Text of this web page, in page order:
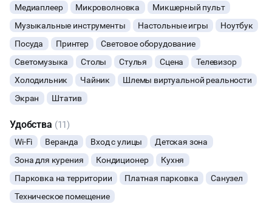
Медиаплеер
Микроволновка
Микшерный пульт
Музыкальные инструменты
Настольные игры
Ноутбук
Посуда
Принтер
Световое оборудование
Светомузыка
Столы Стулья Сцена
Телевизор
Холодильник
Чайник
Шлемы виртуальной реальности
Экран
Штатив
Удобства (11)
Wi-Fi Веранда Вход с улицы
Детская зона
Зона для курения
Кондиционер
Кухня
Парковка на территории
Платная парковка
Санузел
Техническое помещение
БАНКЕТЫ
ЮБИЛЕЙ
ЙОГА И РАСТЯЖКА
ФИТНЕС
ВЫПУСКНЫЕ
МАЛЬЧИШНИК
ДИСКОТЕКА